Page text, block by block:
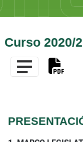
Curso 2020/